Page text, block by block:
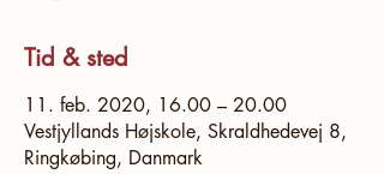
Tid & sted
11. feb. 2020, 16.00 – 20.00
Vestjyllands Højskole, Skraldhedevej 8,
Ringkøbing, Danmark